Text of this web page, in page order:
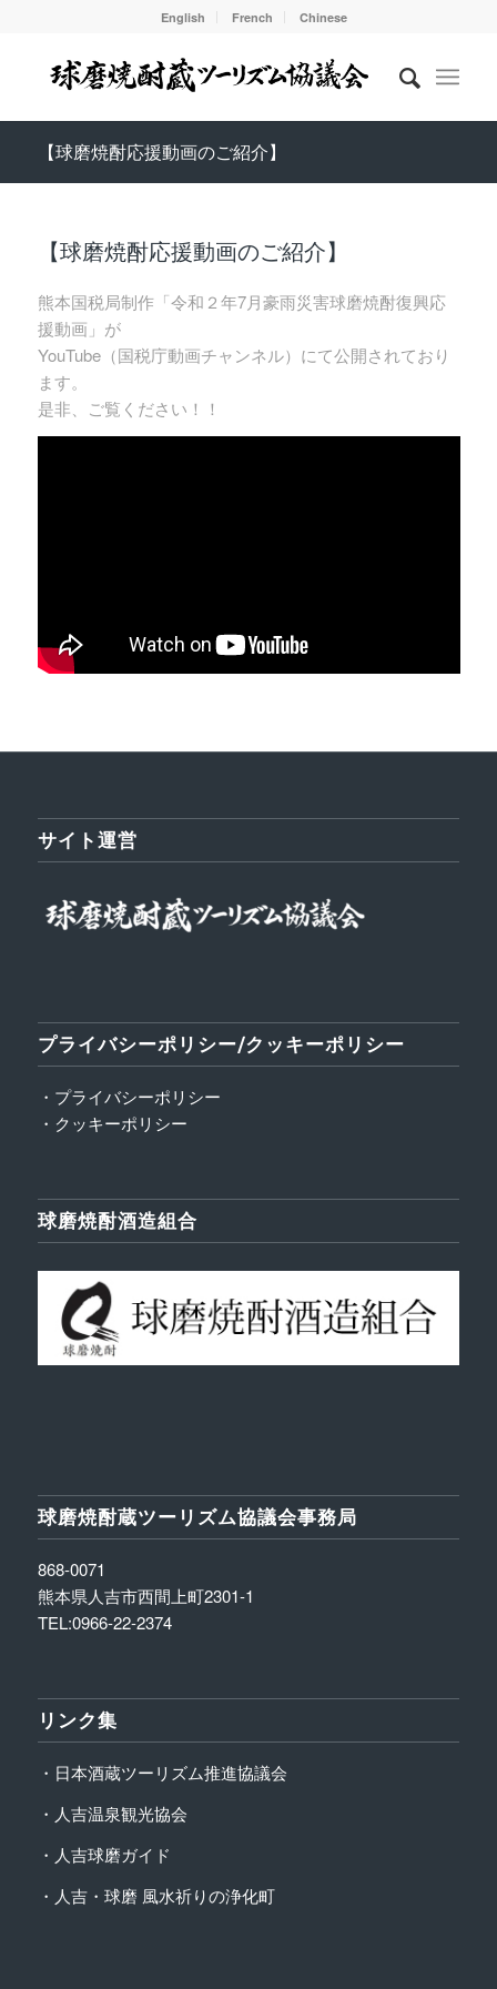
English French Chinese
【球磨焼酎応援動画のご紹介】
【球磨焼酎応援動画のご紹介】
熊本国税局制作「令和２年7月豪雨災害球磨焼酎復興応
援動画」が
YouTube（国税庁動画チャンネル）にて公開されており
ます。
是非、ご覧ください！！
サイト運営
プライバシーポリシー/クッキーポリシー
・プライバシーポリシー
・クッキーポリシー
球磨焼酎酒造組合
球磨焼酎蔵ツーリズム協議会事務局
868-0071
熊本県人吉市西間上町2301-1
TEL:0966-22-2374
リンク集
・日本酒蔵ツーリズム推進協議会
・人吉温泉観光協会
・人吉球磨ガイド
・人吉・球磨 風水祈りの浄化町